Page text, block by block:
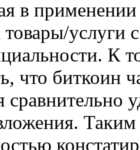
в
товары/услуги
К
что биткоин
сравнительно